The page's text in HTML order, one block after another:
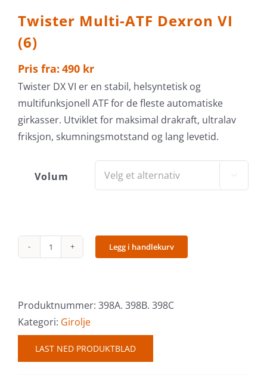
Twister Multi-ATF Dexron VI
(6)
Pris fra: 490 kr
Twister DX VI er en stabil, helsyntetisk og
multifunksjonell ATF for de fleste automatiske
girkasser. Utviklet for maksimal drakraft, ultralav
friksjon, skumningsmotstand og lang levetid.
Volum 
Twister
Dexron
VI
(6)
antall
Legg i handlekurv
Produktnummer: 398A. 398B. 398C
Kategori: Girolje
LAST NED PRODUKTBLAD